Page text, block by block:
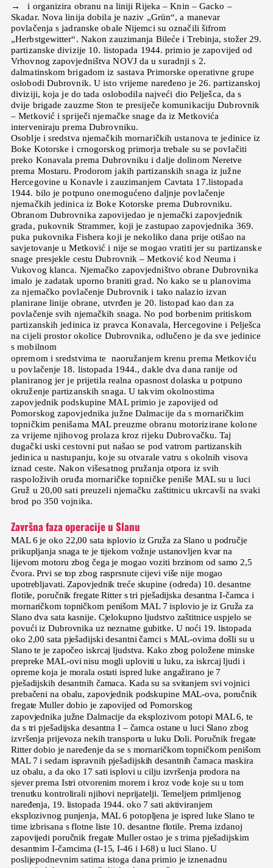
→ i organizira obranu na liniji Rijeka – Knin – Gacko –
Skadar. Nova linija dobila je naziv „Grün“, a manevar
povlačenja s jadranske obale Nijemci su označili šifrom
„Herbstgewitter“. Nakon zauzimanja Bileće i Trebinja, stožer 29.
partizanske divizije 10. listopada 1944. primio je zapovijed od
Vrhovnog zapovjedništva NOVJ da u suradnji s 2.
dalmatinskom brigadom iz sastava Primorske operativne grupe
oslobodi Dubrovnik. U isto vrijeme naređeno je 26. partizanskoj
diviziji, koja je do tada oslobodila najveći dio Pelješca, da s
dvije brigade zauzme Ston te presiječe komunikaciju Dubrovnik
– Metković i spriječi njemačke snage da iz Metkovića
interveniraju prema Dubrovniku.
Osoblje i sredstva njemačkih mornaričkih ustanova te jedinice iz
Boke Kotorske i crnogorskog primorja trebale su se povlačiti
preko Konavala prema Dubrovniku i dalje dolinom Neretve
prema Mostaru. Prodorom jakih partizanskih snaga iz južne
Hercegovine u Konavle i zauzimanjem Cavtata 17.listopada
1944. bilo je potpuno onemogućeno daljnje povlačenje
njemačkih jedinica iz Boke Kotorske prema Dubrovniku.
Obranom Dubrovnika zapovijedao je njemački zapovjednik
grada, pukovnik Strammer, koji je zastupao zapovjednika 369.
puka pukovnika Fishera koji je nekoliko dana prije otišao na
savjetovanje u Metković i nije se mogao vratiti jer su partizanske
snage presjekle cestu Dubrovnik – Metković kod Neuma i
Vukovog klanca. Njemačko zapovjedništvo obrane Dubrovnika
imalo je zadatak uporno braniti grad. No kako se u planovima
za njemačko povlačenje Dubrovnik i tako nalazio izvan
planirane linije obrane, utvrđen je 20. listopad kao dan za
povlačenje svih njemačkih snaga. No pod borbenim pritiskom
partizanskih jedinica iz pravca Konavala, Hercegovine i Pelješca
na cijeli prostor okolice Dubrovnika, odlučeno je da sve jedinice
s mobilnom
opremom i sredstvima te naoružanjem krenu prema Metkoviću
u povlačenje 18. listopada 1944., dakle dva dana ranije od
planiranog jer je prijetila realna opasnost dolaska u potpuno
okruženje partizanskih snaga. U takvim okolnostima
zapovjednik podskupine MAL primio je zapovijed od
Pomorskog zapovjednika južne Dalmacije da s mornaričkim
topničkim penišama MAL preuzme obranu motorizirane kolone
za vrijeme njihovog prolaza kroz rijeku Dubrovačku. Taj
dugački uski cestovni put našao se pod vatrom partizanskih
jedinica u nastupanju, koje su otvarale vatru s okolnih visova
iznad ceste. Nakon višesatnog pružanja otpora iz svih
raspoloživih oruđa mornaričke topničke peniše MAL su u luci
Gruž u 20,00 sati preuzeli njemačku zaštitnicu ukrcavši na svaki
brod po 350 vojnika.
Završna faza operacije u Slanu
MAL 6 je oko 22,00 sata isplovio iz Gruža za Slano u područje
prikupljanja snaga te je tijekom vožnje ustanovljen kvar na
lijevom motoru zbog čega je mogao voziti brzinom od samo 2,5
čvora. Prvi se top zbog rasprsnute cijevi više nije mogao
upotrebljavati. Zapovjednik treće skupine (odreda) 10. desantne
flotile, poručnik fregate Ritter s tri pješadijska desantna I-čamca i
mornaričkom topničkom penišom MAL 7 isplovio je iz Gruža za
Slano dva sata kasnije. Cjelokupno ljudstvo zaštitnice uspjelo se
povući iz Dubrovnika uz neznatne gubitke. U noći 19. listopada
oko 2,00 sata pješadijski desantni čamci s MAL-ovima došli su u
Slano te je započeo iskrcaj ljudstva. Kako zbog položene minske
prepreke MAL-ovi nisu mogli uploviti u luku, za iskrcaj ljudi i
opreme koja je morala ostati ispred luke angažirano je 7
pješadijskih desantnih čamaca. Kada su sa svitanjem svi vojnici
prebačeni na obalu, zapovjednik podskupine MAL-ova, poručnik
fregate Muller dobio je zapovijed od Pomorskog
zapovjednika južne Dalmacije da eksplozivom potopi MAL 6, te
da s tri pješadijska desantna I – čamca ostane u luci Slano zbog
izvršenja prijevoza nekih transporta u luku Doli. Poručnik fregate
Ritter dobio je naređenje da se s mornaričkom topničkom penišom
MAL 7 i sedam ispravnih pješadijskih desantnih čamaca maskira
uz obalu, a da oko 17 sati isplovi u cilju izvršenja prodora na
sjever prema Istri otvorenim morem i kroz vode koje su u tom
trenutku kontrolirali njihovi neprijatelji. Temeljem primljenog
naređenja, 19. listopada 1944. oko 7 sati aktiviranjem
eksplozivnog punjenja, MAL 6 potopljena je ispred luke Slano te
time izbrisana s flotne liste 10. desantne flotile. Prema izdanoj
zapovijedi poručnik fregate Muller ostao je s trima pješadijskim
desantnim I-čamcima (I-15, I-46 i I-68) u luci Slano. U
poslijepodnevnim satima istoga dana primio je iznenadnu